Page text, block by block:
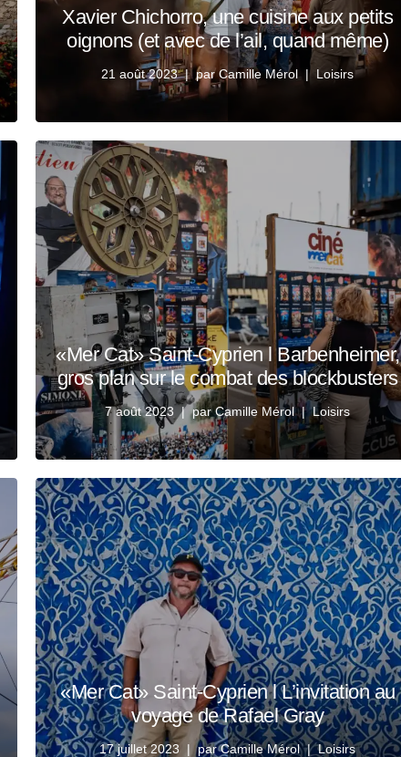
Xavier Chichorro, une cuisine aux petits
oignons (et avec de l’ail, quand même)
21 août 2023 parCamille Mérol Loisirs
«Mer Cat» Saint-Cyprien l Barbenheimer,
gros plan sur le combat des blockbusters
7 août 2023 parCamille Mérol Loisirs
«Mer Cat» Saint-Cyprien l L’invitation au
voyage de Rafael Gray
17 juillet 2023 parCamille Mérol Loisirs